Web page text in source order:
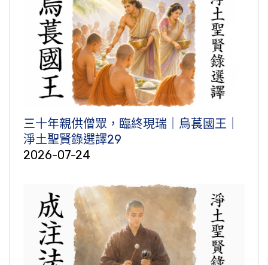
三十年親供僧眾，臨終現瑞｜烏萇國王｜
淨土聖賢錄選譯29
2026-07-24